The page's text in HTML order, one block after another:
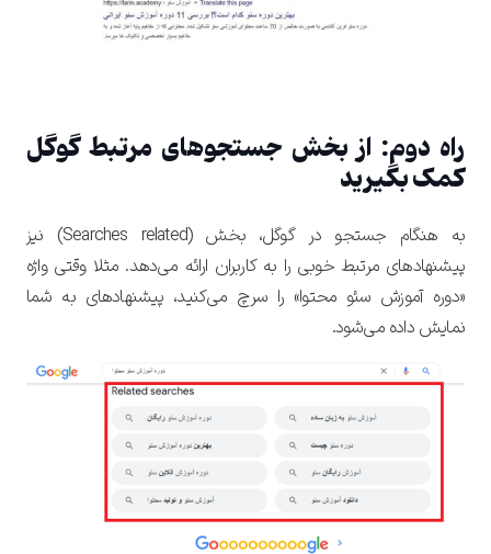
راه دوم: از بخش جستجوهای مرتبط گوگل
کمک بگیرید
به هنگام جستجو در گوگل، بخش (Searches related) نیز
پیشنهادهای مرتبط خوبی را به کاربران ارائه می‌دهد. مثلا وقتی واژه
«دوره آموزش سئو محتوا» را سرچ می‌کنید، پیشنهادهای به شما
نمایش داده می‌شود.